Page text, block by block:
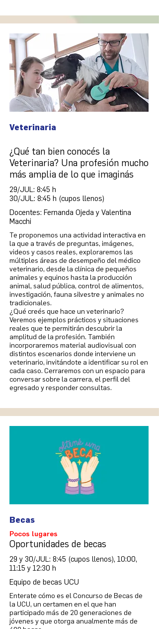
Veterinaria
¿Qué tan bien conocés la
Veterinaria? Una profesión mucho
más amplia de lo que imaginás
29/JUL: 8:45 h
30/JUL: 8:45 h (cupos llenos)
Docentes: Fernanda Ojeda y Valentina
Macchi
Te proponemos una actividad interactiva en
la que a través de preguntas, imágenes,
videos y casos reales, exploraremos las
múltiples áreas de desempeño del médico
veterinario, desde la clínica de pequeños
animales y equinos hasta la producción
animal, salud pública, control de alimentos,
investigación, fauna silvestre y animales no
tradicionales.
¿Qué creés que hace un veterinario?
Veremos ejemplos prácticos y situaciones
reales que te permitirán descubrir la
amplitud de la profesión. También
incorporaremos material audiovisual con
distintos escenarios donde interviene un
veterinario, invitándote a identificar su rol en
cada caso. Cerraremos con un espacio para
conversar sobre la carrera, el perfil del
egresado y responder consultas.
Becas
Pocos lugares
Oportunidades de becas
29 y 30/JUL: 8:45 (cupos llenos), 10:00,
11:15 y 12:30 h
Equipo de becas UCU
Enterate cómo es el Concurso de Becas de
la UCU, un certamen en el que han
participado más de 20 generaciones de
jóvenes y que otorga anualmente más de